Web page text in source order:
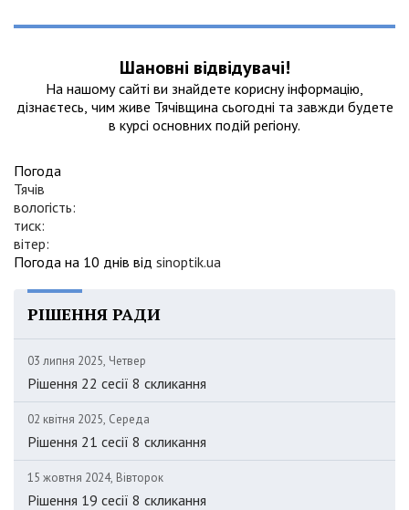
Шановні відвідувачі!
На нашому сайтi ви знайдете корисну інформацію,
дізнаєтесь, чим живе Тячівщина сьогодні та завжди будете
в курсі основних подій регіону.
Погода
Тячів
вологість:
тиск:
вітер:
Погода на 10 днів від sinoptik.ua
РІШЕННЯ РАДИ
03 липня 2025, Четвер
Рішення 22 сесії 8 скликання
02 квітня 2025, Середа
Рішення 21 сесії 8 скликання
15 жовтня 2024, Вівторок
Рішення 19 сесії 8 скликання